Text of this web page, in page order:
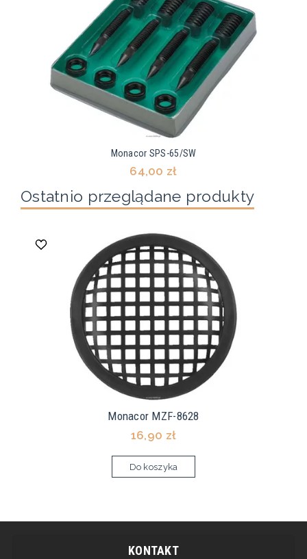
Monacor SPS-65/SW
64,00 zł
Ostatnio przeglądane produkty
Monacor MZF-8628
16,90 zł
Do koszyka
KONTAKT